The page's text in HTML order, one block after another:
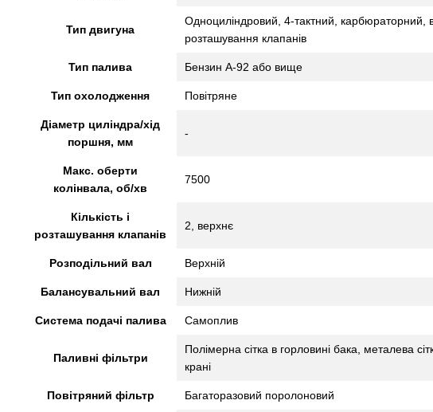
Тип двигуна
Одноциліндровий, 4-тактний, карбюраторний,
розташування клапанів
Тип палива Бензин А-92 або вище
Тип охолодження Повітряне
Діаметр циліндра/хід
поршня, мм
-
Макс. оберти
колінвала, об/хв
7500
Кількість і
розташування клапанів
2, верхнє
Розподільний вал Верхній
Балансувальний вал Нижній
Система подачі палива Самоплив
Паливні фільтри
Полімерна сітка в горловині бака, металева
крані
Повітряний фільтр Багаторазовий поролоновий